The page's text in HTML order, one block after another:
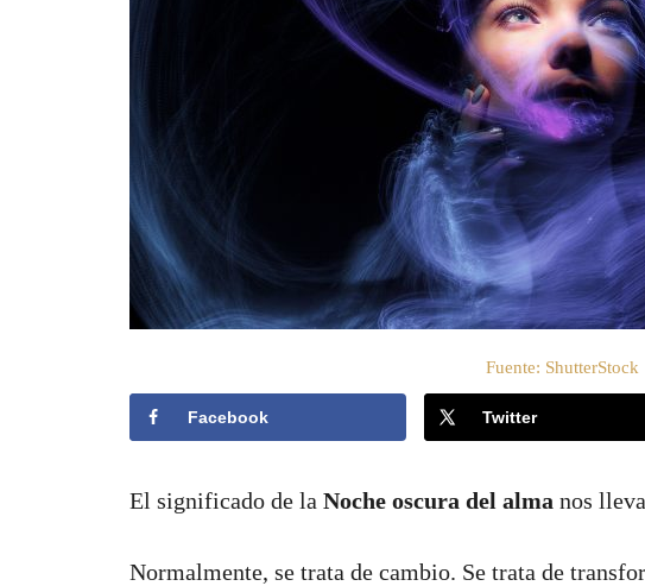
Fuente: ShutterStock
Facebook Twitter
El significado de la Noche oscura del alma nos
Normalmente, se trata de cambio. Se trata de